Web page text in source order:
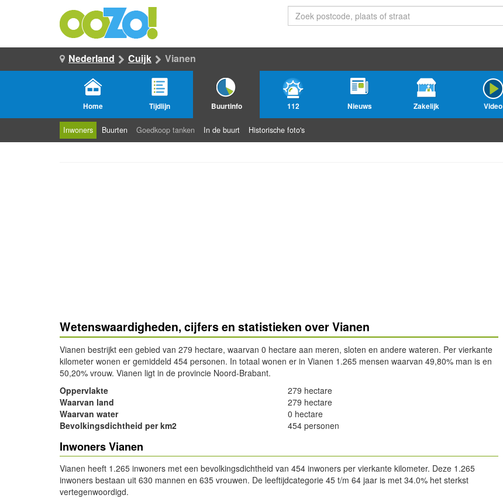
Nederland Cuijk Vianen
Home Tijdlijn Buurtinfo 112 Nieuws Zakelijk Video
Inwoners Buurten Goedkoop tanken In de buurt Historische foto's
Wetenswaardigheden, cijfers en statistieken over Vianen
Vianen bestrijkt een gebied van 279 hectare, waarvan 0 hectare aan meren, sloten en andere wateren. Per vierkante
kilometer wonen er gemiddeld 454 personen. In totaal wonen er in Vianen 1.265 mensen waarvan 49,80% man is en
50,20% vrouw. Vianen ligt in de provincie Noord-Brabant.
Oppervlakte
279 hectare
Waarvan land
279 hectare
Waarvan water
0 hectare
Bevolkingsdichtheid per km2
454 personen
Inwoners Vianen
Vianen heeft 1.265 inwoners met een bevolkingsdichtheid van 454 inwoners per vierkante kilometer. Deze 1.265
inwoners bestaan uit 630 mannen en 635 vrouwen. De leeftijdcategorie 45 t/m 64 jaar is met 34.0% het sterkst
vertegenwoordigd.